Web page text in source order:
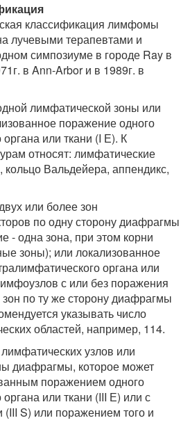
классификация лимфомы
лучевыми терапевтами и
симпозиуме в городе Ray в
в Ann-Arbor и в 1989г. в
лимфатической зоны или
поражение одного
или ткани (I Е). К
относят: лимфатические
кольцо Вальдейера, аппендикс,
или более зон
по одну сторону диафрагмы
- одна зона, при этом корни
зоны); или локализованное
органа или
с или без поражения
по ту же сторону диафрагмы
указывать число
областей, например, 114.
узлов или
диафрагмы, которое может
поражением одного
или ткани (III Е) или с
S) или поражением того и